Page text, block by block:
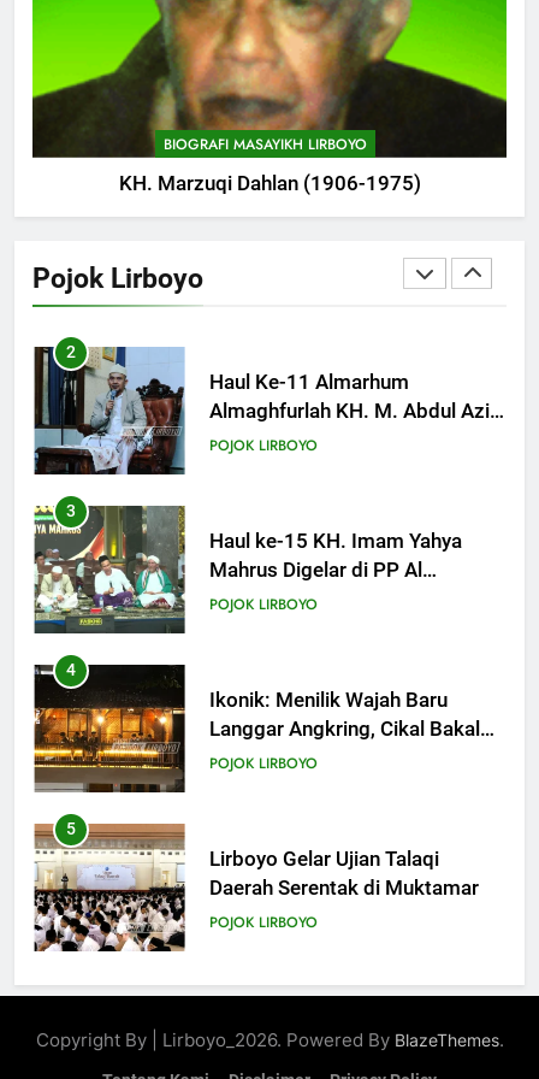
BIOGRAFI MASAYIKH LIRBOYO
KH. Marzuqi Dahlan (1906-1975)
Pojok Lirboyo
Renovasi Lantai Asrama Pondok
Lama Ponpes. Lirboyo
POJOK LIRBOYO
Haul Ke-11 Almarhum
Almaghfurlah KH. M. Abdul Aziz
3
Haul ke-15 KH. Imam Yahya
Mahrus Digelar di PP Al
Mahrusiyah III Kediri
POJOK LIRBOYO
4
Ikonik: Menilik Wajah Baru
Langgar Angkring, Cikal Bakal
Ponpes Lirboyo yang Selesai
POJOK LIRBOYO
5
Lirboyo Gelar Ujian Talaqi
Daerah Serentak di Muktamar
POJOK LIRBOYO
6
Tam-Taman Lirboyo: MHM dan
Ma’had Aly Gelar Koreksian
Kitab Semester Ganjil
POJOK LIRBOYO
7
Sampaikan Pentingnya
Copyright By | Lirboyo_2026. Powered By BlazeThemes.